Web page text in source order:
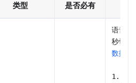
类型 是否必有
语音片
秒切
数据结
1. 该